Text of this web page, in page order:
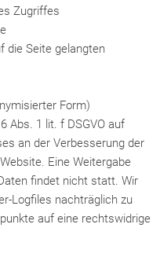
Zugriffes
die Seite gelangten
Form)
Abs. 1 lit. f DSGVO auf
an der Verbesserung der
Eine Weitergabe
findet nicht statt. Wir
Logfiles nachträglich zu
auf eine rechtswidrige